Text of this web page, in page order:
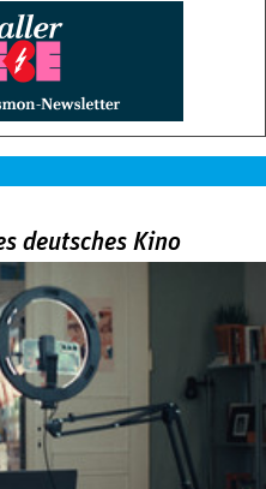
deutsches Kino